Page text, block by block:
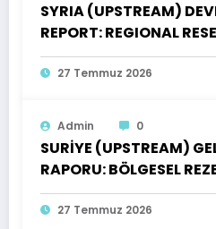
SYRIA (UPSTREAM)
REPORT: REGIONAL
OPEN PRODUCTION
INVENTORY OF
27 Temmuz 2026
Admin 0
SURİYE (UPSTREAM)
RAPORU: BÖLGESEL
GÖRÜNÜMÜ, AÇIK
VE TÜRK YATIRIMCILARI
27 Temmuz 2026